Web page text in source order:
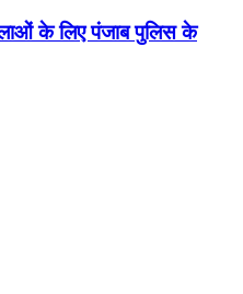
के लिए पंजाब पुलिस के